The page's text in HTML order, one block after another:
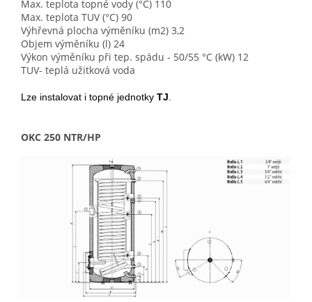
Max. teplota topné vody (°C) 110
Max. teplota TUV (°C) 90
Výhřevná plocha výměníku (m2) 3,2
Objem výměníku (l) 24
Výkon výměníku při tep. spádu - 50/55 °C (kW) 12
TUV- teplá užitková voda
Lze instalovat i topné jednotky TJ
OKC 250 NTR/HP